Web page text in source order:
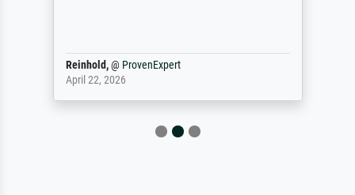
Reinhold,@ ProvenExpert
April 22, 2026